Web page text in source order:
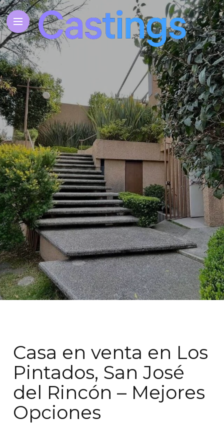
Casa en venta en Los
Pintados, San José
del Rincón – Mejores
Opciones